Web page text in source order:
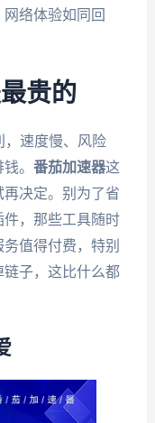
络体验如同回
贵的
，速度慢、风险
。 番茄加速器这
决定。别为了省
，那些工具随时
值得付费，特别
子，这比什么都